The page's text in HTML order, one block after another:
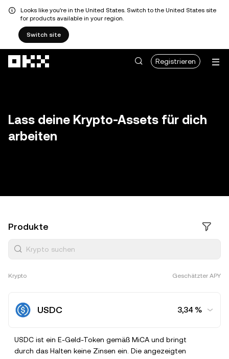
Looks like you're in the United States. Switch to the United States site
for products available in your region.
Switch site
Registrieren
Lass deine Krypto-Assets für dich
arbeiten
Produkte
Krypto Geschätzter APY
USDC 3,34 %
Spark (Ethereum)
3,34 % Anlegen
USDC ist ein E-Geld-Token gemäß MiCA und bringt
durch das Halten keine Zinsen ein. Die angezeigten